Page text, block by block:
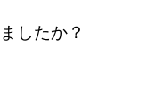
したか？